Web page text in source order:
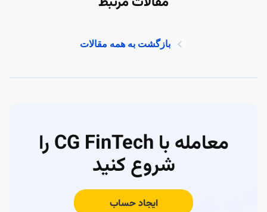
بازگشت به همه مقالات
معامله با CG FinTech را
شروع کنید
ایجاد حساب